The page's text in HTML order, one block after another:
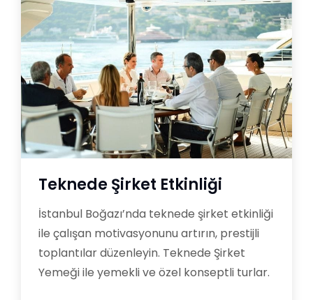
Teknede Şirket Etkinliği
İstanbul Boğazı’nda teknede şirket etkinliği
ile çalışan motivasyonunu artırın, prestijli
toplantılar düzenleyin. Teknede Şirket
Yemeği ile yemekli ve özel konseptli turlar.